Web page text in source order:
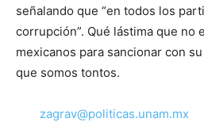
señalando que “en todos los
corrupción”. Qué lástima que no
mexicanos para sancionar con
que somos tontos.
zagrav@politicas.unam.mx